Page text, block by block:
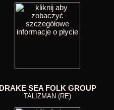
DRAKE SEA FOLK GROUP
TALIZMAN (RE)